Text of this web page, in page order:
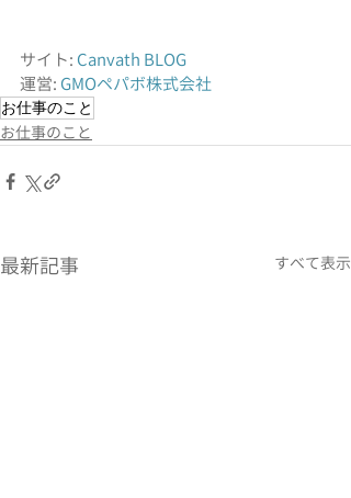
サイト: Canvath BLOG
運営: GMOペパボ株式会社
お仕事のこと
お仕事のこと
最新記事 すべて表示